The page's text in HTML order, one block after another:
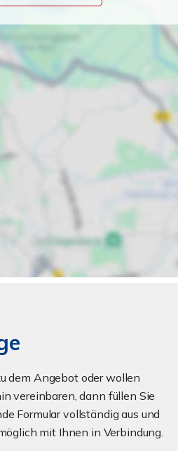
dem Angebot oder wollen
vereinbaren, dann füllen Sie
Formular vollständig aus und
mit Ihnen in Verbindung.